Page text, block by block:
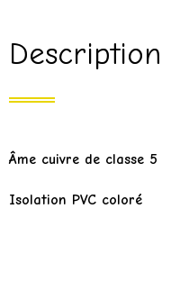
Description
Âme cuivre de classe 5
Isolation PVC coloré